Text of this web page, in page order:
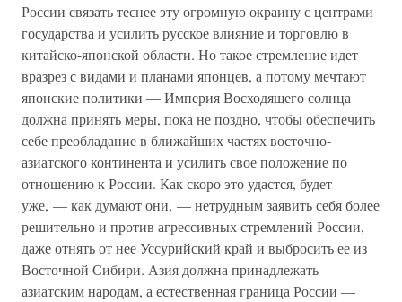
России связать теснее эту огромную окраину с центрами
государства и усилить русское влияние и торговлю в
китайско-японской области. Но такое стремление идет
вразрез с видами и планами японцев, а потому мечтают
японские политики — Империя Восходящего солнца
должна принять меры, пока не поздно, чтобы обеспечить
себе преобладание в ближайших частях восточно-
азиатского континента и усилить свое положение по
отношению к России. Как скоро это удастся, будет
уже, — как думают они, — нетрудным заявить себя более
решительно и против агрессивных стремлений России,
даже отнять от нее Уссурийский край и выбросить ее из
Восточной Сибири. Азия должна принадлежать
азиатским народам, а естественная граница России —